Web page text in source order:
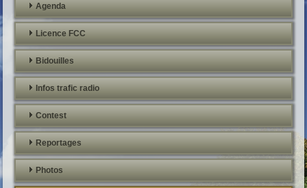
Agenda
Licence FCC
Bidouilles
Infos trafic radio
Contest
Reportages
Photos